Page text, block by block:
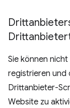
Sie können
registrieren und
Drittanbieter-
Website zu